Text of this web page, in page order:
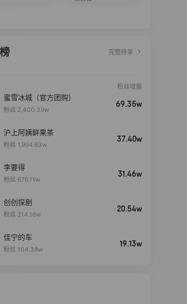
完整榜单
粉丝增量
蜜雪冰城（官方团购）
粉丝 2,400.39w
69.35w
沪上阿姨鲜果茶
粉丝 1,994.83w
37.40w
李要得
粉丝 676.11w
31.46w
创创探剧
粉丝 214.16w
20.54w
佳宁的车
粉丝 104.38w
19.13w